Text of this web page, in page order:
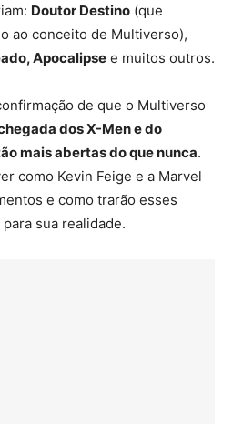
Doutor Destino (que
ao conceito de Multiverso),
Apocalipse e muitos outros.
de que o Multiverso
dos X-Men e do
mais abertas do que nunca.
como Kevin Feige e a Marvel
e como trarão esses
sua realidade.